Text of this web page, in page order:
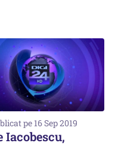
pe 16 Sep 2019
Iacobescu,